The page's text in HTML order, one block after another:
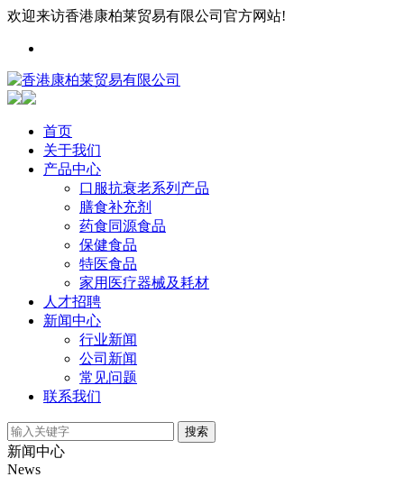
欢迎来访香港康柏莱贸易有限公司官方网站!
首页
关于我们
产品中心
口服抗衰老系列产品
膳食补充剂
药食同源食品
保健食品
特医食品
家用医疗器械及耗材
人才招聘
新闻中心
行业新闻
公司新闻
常见问题
联系我们
搜索
新闻中心
News